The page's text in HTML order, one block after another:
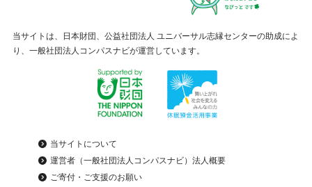
当サイトは、日本財団、公益社団法人 ユニバーサル志縁センターの助成によ
り、一般社団法人コンパスナビが運営しています。
当サイトについて
運営者（一般社団法人コンパスナビ）法人概要
ご寄付・ご支援のお願い